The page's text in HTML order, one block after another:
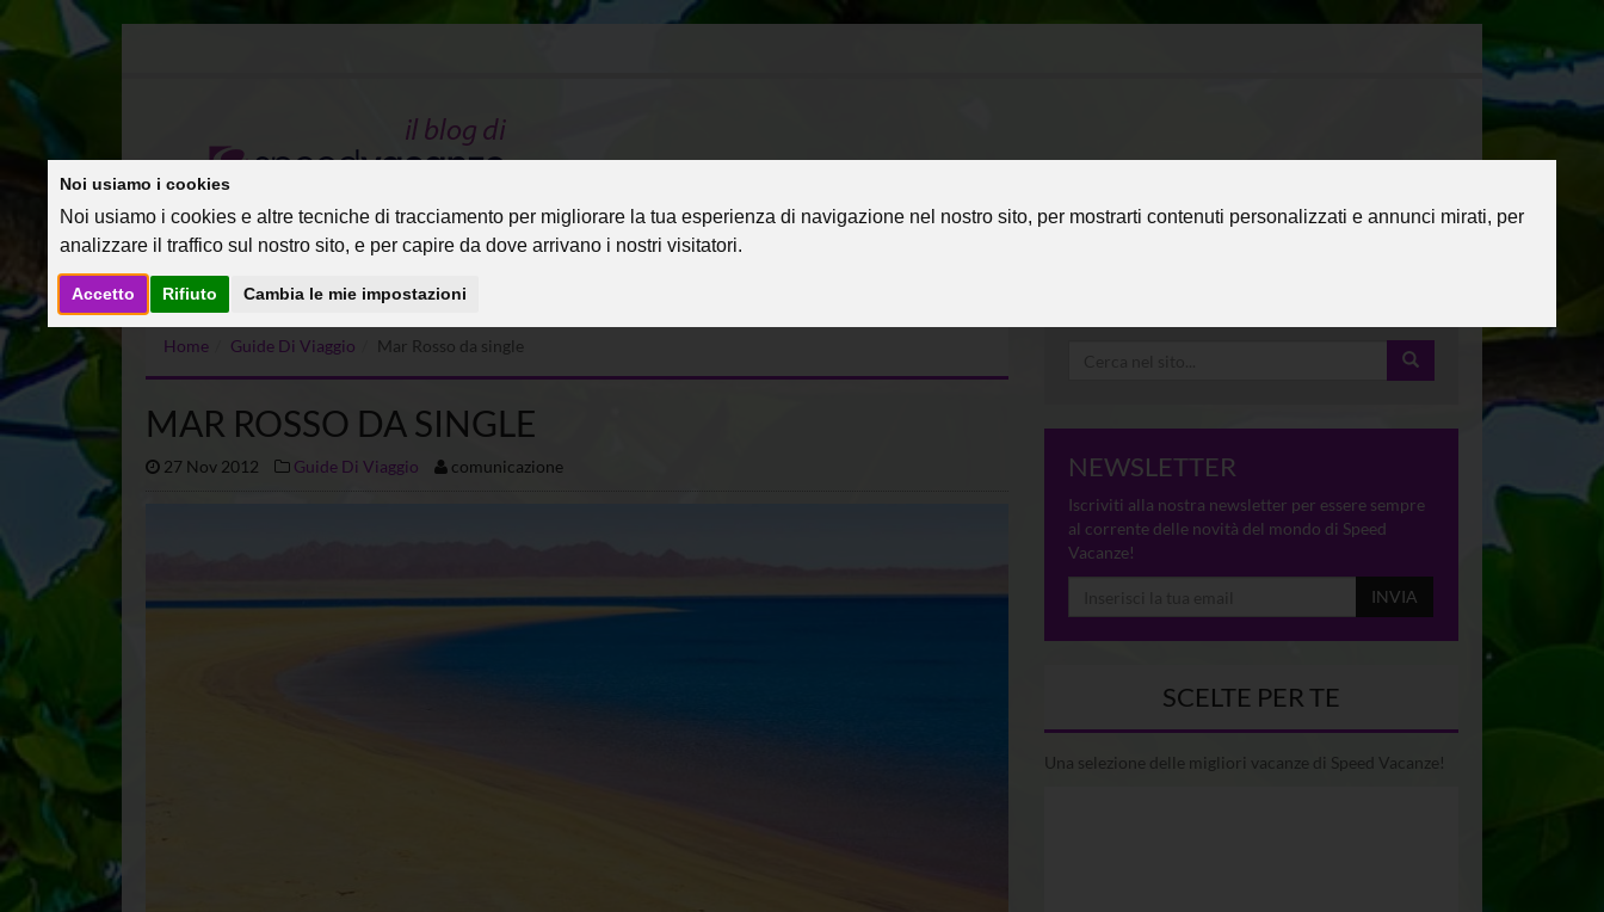
Noi usiamo i cookies
Noi usiamo i cookies e altre tecniche di tracciamento per migliorare la tua esperienza di navigazione nel nostro sito, per mostrarti contenuti personalizzati e annunci mirati, per
analizzare il traffico sul nostro sito, e per capire da dove arrivano i nostri visitatori.
Accetto Rifiuto Cambia le mie impostazioni
Home Guide Di Viaggio Mar Rosso da single
MAR ROSSO DA SINGLE
27 Nov 2012 Guide Di Viaggio comunicazione NEWSLETTER
Iscriviti alla nostra newsletter per essere sempre
al corrente delle novità del mondo di Speed
Vacanze!
INVIA
SCELTE PER TE
Una selezione delle migliori vacanze di Speed Vacanze!